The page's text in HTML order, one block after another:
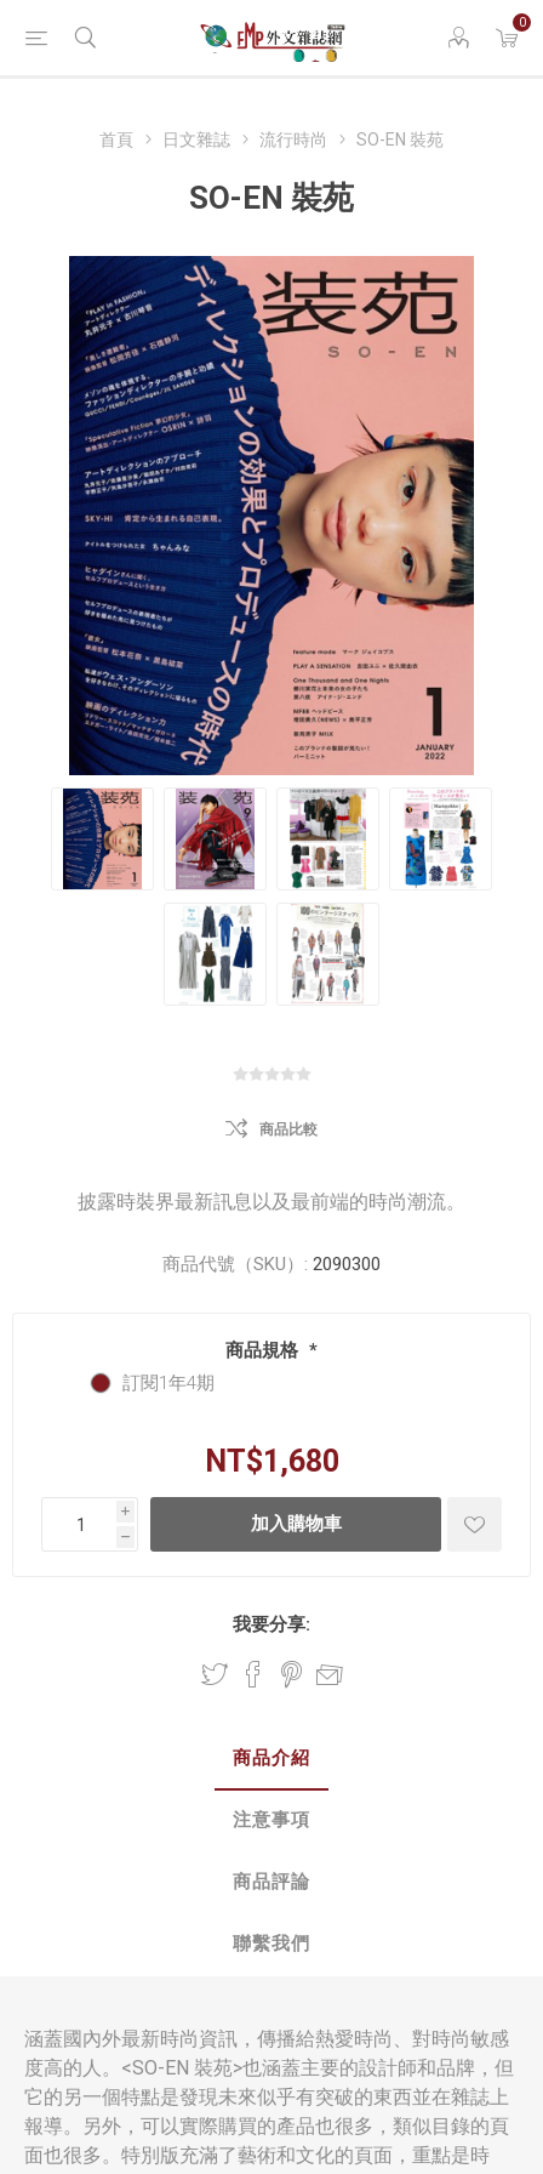
0
首頁 日文雜誌 流行時尚 SO-EN 裝苑
SO-EN 裝苑
商品比較
披露時裝界最新訊息以及最前端的時尚潮流。
商品代號（SKU）: 2090300
商品規格 *
訂閱1年4期
NT$1,680
i
h
我要分享:
商品介紹
注意事項
商品評論
聯繫我們
涵蓋國內外最新時尚資訊，傳播給熱愛時尚、對時尚敏感
度高的人。<SO-EN 裝苑>也涵蓋主要的設計師和品牌，但
它的另一個特點是發現未來似乎有突破的東西並在雜誌上
報導。另外，可以實際購買的產品也很多，類似目錄的頁
面也很多。特別版充滿了藝術和文化的頁面，重點是時